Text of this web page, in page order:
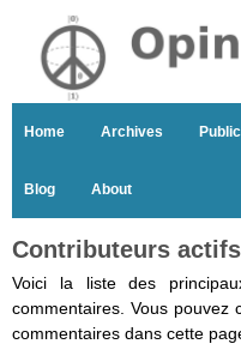
Home Archives
Blog About
Contributeurs actifs
Voici la liste des
commentaires. Vous pouvez
commentaires dans cette